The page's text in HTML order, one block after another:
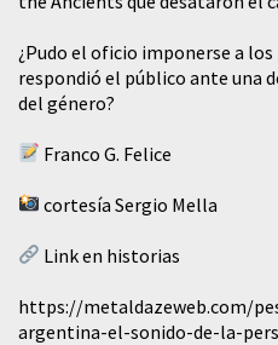
¿Pudo el oficio imponerse a
respondió el público ante una
del género?
Franco G. Felice
cortesía Sergio Mella
Link en historias
https://metaldazeweb.com/
argentina-el-sonido-de-la-